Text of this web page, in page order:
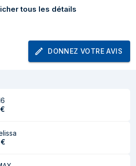
tous les détails
DONNEZ VOTRE AVIS
€
€